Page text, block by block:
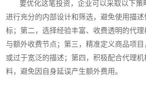
要优化这笔投资，企业可以采取以下策
进行充分的内部设计和筛选，避免使用描
标；第二，选择经验丰富、收费透明的代理
与额外收费节点；第三，精准定义商品项目
或过于宽泛的描述；第四，积极配合代理
料，避免因自身延误产生额外费用。